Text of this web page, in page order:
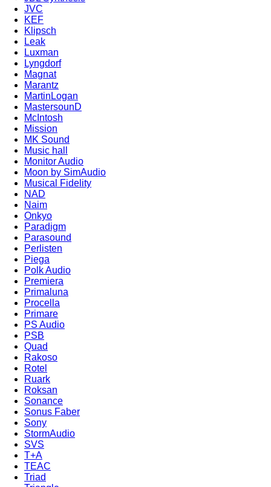
JVC
KEF
Klipsch
Leak
Luxman
Lyngdorf
Magnat
Marantz
MartinLogan
MastersounD
McIntosh
Mission
MK Sound
Music hall
Monitor Audio
Moon by SimAudio
Musical Fidelity
NAD
Naim
Onkyo
Paradigm
Parasound
Perlisten
Piega
Polk Audio
Premiera
Primaluna
Procella
Primare
PS Audio
PSB
Quad
Rakoso
Rotel
Ruark
Roksan
Sonance
Sonus Faber
Sony
StormAudio
SVS
T+A
TEAC
Triad